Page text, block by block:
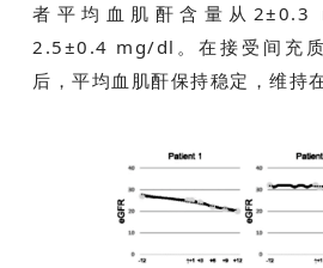
我
们
者平均血肌酐含量从2±0.3
2.5±0.4 mg/dl。在接受间充
后，平均血肌酐保持稳定，维